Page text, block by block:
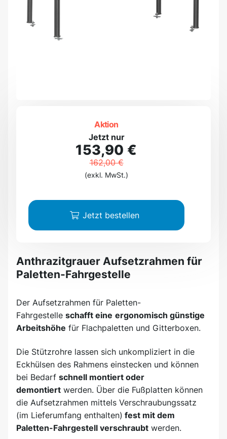
Aktion
Jetzt nur
153,90 €
162,00 €
(exkl. MwSt.)
Jetzt bestellen
Anthrazitgrauer Aufsetzrahmen für
Paletten-Fahrgestelle
Der Aufsetzrahmen für Paletten-
Fahrgestelle schafft eine ergonomisch günstige
Arbeitshöhe für Flachpaletten und Gitterboxen.
Die Stützrohre lassen sich unkompliziert in die
Eckhülsen des Rahmens einstecken und können
bei Bedarf schnell montiert oder
demontiert werden. Über die Fußplatten können
die Aufsetzrahmen mittels Verschraubungssatz
(im Lieferumfang enthalten) fest mit dem
Paletten-Fahrgestell verschraubt werden.